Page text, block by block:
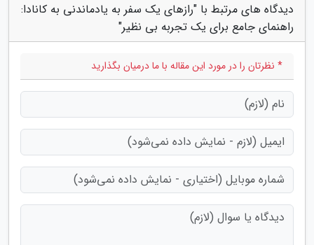
دیدگاه های مرتبط با "رازهای یک سفر به یادماندنی به کانادا:
راهنمای جامع برای یک تجربه بی نظیر"
* نظرتان را در مورد این مقاله با ما درمیان بگذارید